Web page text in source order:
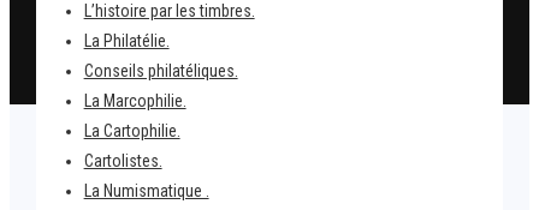
L’histoire par les timbres.
La Philatélie.
Conseils philatéliques.
La Marcophilie.
La Cartophilie.
Cartolistes.
La Numismatique .